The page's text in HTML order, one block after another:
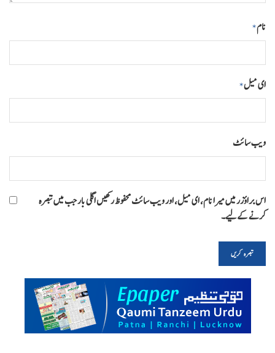
نام*
ای میل*
ویب‌ سائٹ
اس براؤزر میں میرا نام، ای میل، اور ویب سائٹ محفوظ رکھیں اگلی بار جب میں تبصرہ
کرنے کےلیے۔